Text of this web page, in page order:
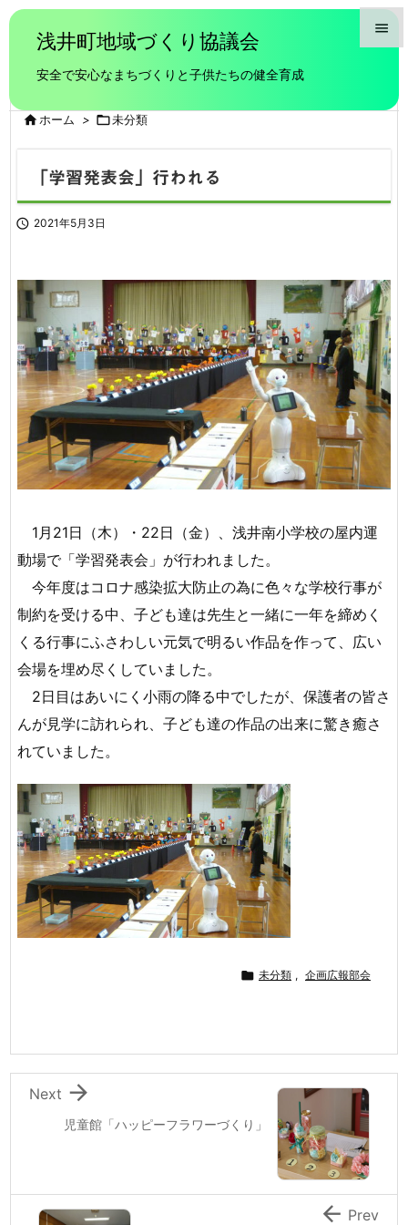
浅井町地域づくり協議会
安全で安心なまちづくりと子供たちの健全育成



ホーム > 未分類
「学習発表会」行われる
 2021年5月3日
1月21日（木）・22日（金）、浅井南小学校の屋内運
動場で「学習発表会」が行われました。
今年度はコロナ感染拡大防止の為に色々な学校行事が
制約を受ける中、子ども達は先生と一緒に一年を締めく
くる行事にふさわしい元気で明るい作品を作って、広い
会場を埋め尽くしていました。
2日目はあいにく小雨の降る中でしたが、保護者の皆さ
んが見学に訪れられ、子ども達の作品の出来に驚き癒さ
れていました。
 未分類 , 企画広報部会
児童館「ハッピーフラワーづくり」

Next
 Prev